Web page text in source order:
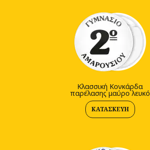
Kλασσική Κονκάρδα
παρέλασης μαύρο λευκό
ΚΑΤΑΣΚΕΥΉ